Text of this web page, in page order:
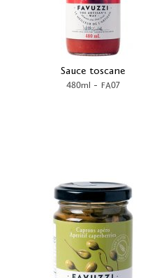
Sauce toscane
480ml - FA07